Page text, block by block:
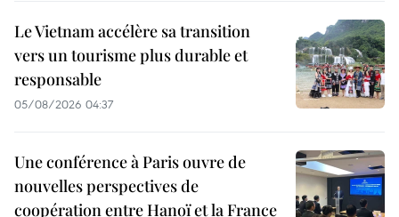
Le Vietnam accélère sa transition
vers un tourisme plus durable et
responsable
05/08/2026 04:37
Une conférence à Paris ouvre de
nouvelles perspectives de
coopération entre Hanoï et la France